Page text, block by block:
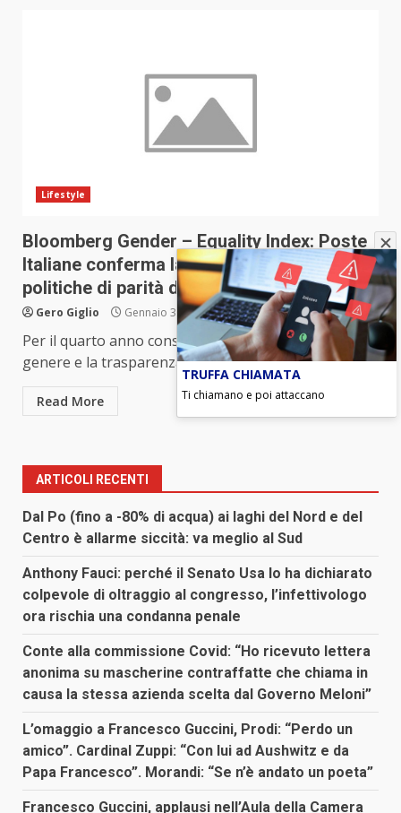
Lifestyle
Bloomberg Gender – Equality Index: Poste
Italiane conferma la leadership nelle
politiche di parità di genere
Gero Giglio Gennaio 31, 2023
Per il quarto anno consecutivo le politiche di parità di
genere e la trasparenza di Poste Italiane...
Read More
ARTICOLI RECENTI
Dal Po (fino a -80% di acqua) ai laghi del Nord e del
Centro è allarme siccità: va meglio al Sud
Anthony Fauci: perché il Senato Usa lo ha dichiarato
colpevole di oltraggio al congresso, l’infettivologo
ora rischia una condanna penale
Conte alla commissione Covid: “Ho ricevuto lettera
anonima su mascherine contraffatte che chiama in
causa la stessa azienda scelta dal Governo Meloni”
L’omaggio a Francesco Guccini, Prodi: “Perdo un
amico”. Cardinal Zuppi: “Con lui ad Aushwitz e da
Papa Francesco”. Morandi: “Se n’è andato un poeta”
Francesco Guccini, applausi nell’Aula della Camera
TRUFFA CHIAMATA
Ti chiamano e poi attaccano